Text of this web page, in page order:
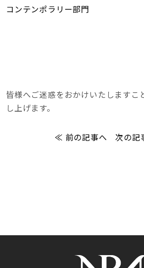
コンテンポラリー部門
皆様へご迷惑をおかけいたしますこ
し上げます。
≪ 前の記事へ 次の記